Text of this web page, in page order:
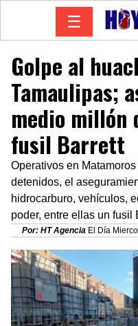
☰
Golpe al
Tamaulipas;
medio millón
fusil Barrett
Operativos en
detenidos, el
hidrocarburo, vehículos,
poder, entre ellas un fusil
Por: HT Agencia El Día